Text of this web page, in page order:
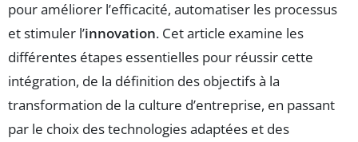
pour améliorer l’efficacité, automatiser les processus
et stimuler l’innovation. Cet article examine les
différentes étapes essentielles pour réussir cette
intégration, de la définition des objectifs à la
transformation de la culture d’entreprise, en passant
par le choix des technologies adaptées et des